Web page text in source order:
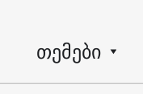
თემები